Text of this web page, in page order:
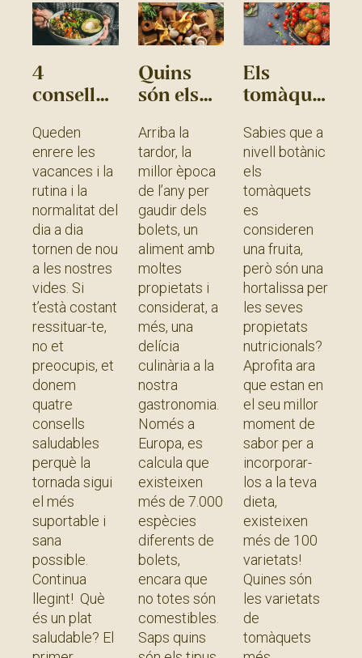
4
consells
per a la
tornada a
la rutina
Queden
enrere les
vacances i la
rutina i la
normalitat del
dia a dia
tornen de nou
a les nostres
vides. Si
t’està costant
ressituar-te,
no et
preocupis, et
donem
quatre
consells
saludables
perquè la
tornada sigui
el més
suportable i
sana
possible.
Continua
llegint! Què
és un plat
saludable? El
Quins
són els
bolets
comestibles
més
comuns i
els seus
usos
culinaris?
Arriba la
tardor, la
millor època
de l’any per
gaudir dels
bolets, un
aliment amb
moltes
propietats i
considerat, a
més, una
delícia
culinària a la
nostra
gastronomia.
Només a
Europa, es
calcula que
existeixen
més de 7.000
espècies
diferents de
bolets,
encara que
no totes són
comestibles.
Saps quins
Els
tomàquets,
varietat
per a
cada
ocasió
Sabies que a
nivell botànic
els
tomàquets
es
consideren
una fruita,
però són una
hortalissa per
les seves
propietats
nutricionals?
Aprofita ara
que estan en
el seu millor
moment de
sabor per a
incorporar-
los a la teva
dieta,
existeixen
més de 100
varietats!
Quines són
les varietats
de
tomàquets